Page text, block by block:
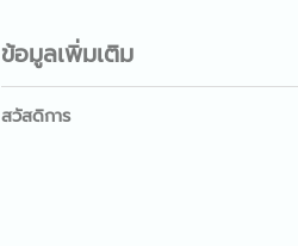
ข้อมูลเพิ่มเติม
สวัสดิการ